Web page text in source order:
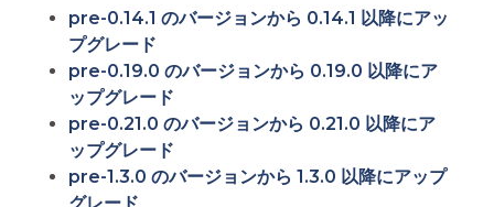
pre-0.14.1 のバージョンから 0.14.1 以降にアッ
プグレード
pre-0.19.0 のバージョンから 0.19.0 以降にア
ップグレード
pre-0.21.0 のバージョンから 0.21.0 以降にア
ップグレード
pre-1.3.0 のバージョンから 1.3.0 以降にアップ
グレード